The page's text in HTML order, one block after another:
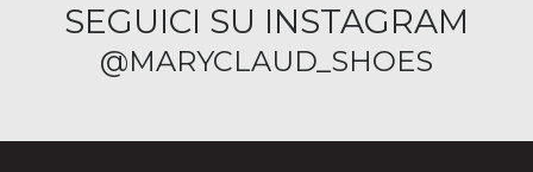
SEGUICI SU INSTAGRAM
@MARYCLAUD_SHOES